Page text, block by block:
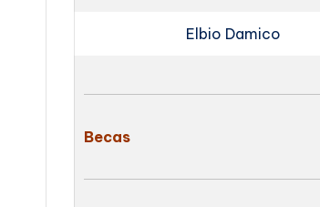
Elbio Damico
Becas